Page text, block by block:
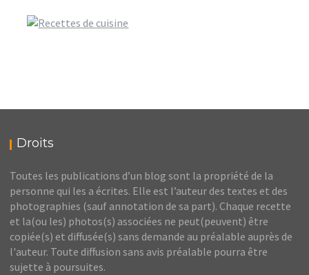
Droits
Toutes les publications d’un blog sont la propriété de la
personne qui les a écrites. Elle est l’auteur des textes et des
photographies (sauf annotation de sa part). Chaque recette
et la(ou les) photos(s) associées ne peut(peuvent) être
copiée(s) et diffusée(s) sans demande au préalable auprès de
l'auteur. Toute diffusion sans avis préalable pourra être
sujette à poursuites.